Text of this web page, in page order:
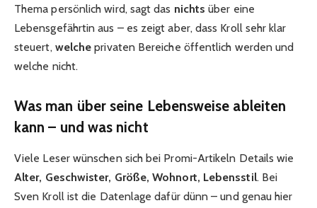
Thema persönlich wird, sagt das nichts über eine
Lebensgefährtin aus – es zeigt aber, dass Kroll sehr klar
steuert, welche privaten Bereiche öffentlich werden und
welche nicht.
Was man über seine Lebensweise ableiten
kann – und was nicht
Viele Leser wünschen sich bei Promi-Artikeln Details wie
Alter, Geschwister, Größe, Wohnort, Lebensstil. Bei
Sven Kroll ist die Datenlage dafür dünn – und genau hier